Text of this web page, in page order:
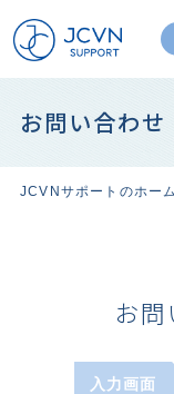
お問い合わせ
JCVNサポートのホーム
お
入力画面